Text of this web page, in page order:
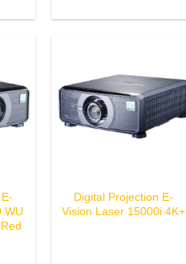
WU
Digital Projection E-
Vision Laser 15000i 4K+